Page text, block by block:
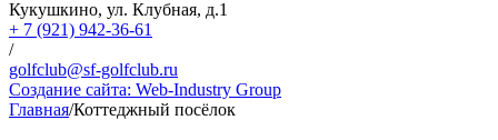
Кукушкино, ул. Клубная, д.1
+ 7 (921) 942-36-61
/
golfclub@sf-golfclub.ru
Создание сайта: Web-Industry Group
Главная/Коттеджный посёлок